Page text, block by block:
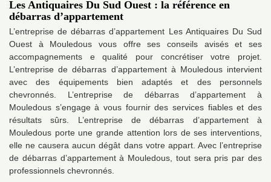
Les Antiquaires Du Sud Ouest : la référence en
débarras d’appartement
L’entreprise de débarras d’appartement Les Antiquaires Du Sud
Ouest à Mouledous vous offre ses conseils avisés et ses
accompagnements e qualité pour concrétiser votre projet.
L’entreprise de débarras d’appartement à Mouledous intervient
avec des équipements bien adaptés et des personnels
chevronnés. L’entreprise de débarras d’appartement à
Mouledous s’engage à vous fournir des services fiables et des
résultats sûrs. L’entreprise de débarras d’appartement à
Mouledous porte une grande attention lors de ses interventions,
elle ne causera aucun dégât dans votre appart. Avec l’entreprise
de débarras d’appartement à Mouledous, tout sera pris par des
professionnels chevronnés.